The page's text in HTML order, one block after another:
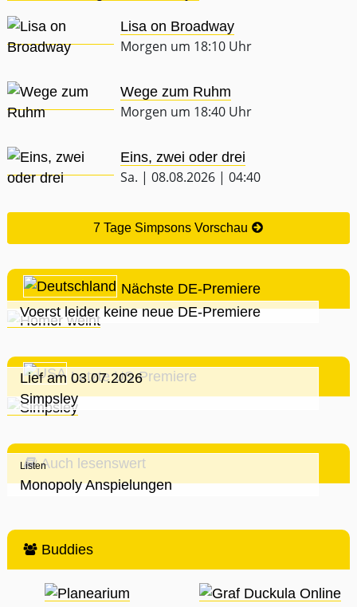
Lisa on Broadway
Morgen um 18:10 Uhr
Wege zum Ruhm
Morgen um 18:40 Uhr
Eins, zwei oder drei
Sa. | 08.08.2026 | 04:40
7 Tage Simpsons Vorschau
Nächste DE-Premiere
Voerst leider keine neue DE-Premiere
Letzte US-Premiere
Lief am 03.07.2026
Simpsley
Auch lesenswert
Listen
Monopoly Anspielungen
Buddies